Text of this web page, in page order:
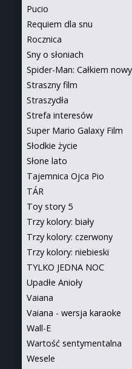
Pucio
Requiem dla snu
Rocznica
Sny o słoniach
Spider-Man: Całkiem
Straszny film
Straszydła
Strefa interesów
Super Mario Galaxy Film
Słodkie życie
Słone lato
Tajemnica Ojca Pio
TÁR
Toy story 5
Trzy kolory: biały
Trzy kolory: czerwony
Trzy kolory: niebieski
TYLKO JEDNA NOC
Upadłe Anioły
Vaiana
Vaiana - wersja karaoke
Wall-E
Wartość sentymentalna
Wesele